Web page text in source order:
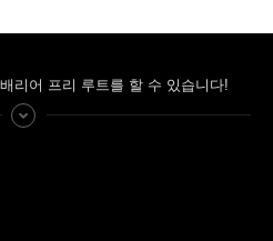
리어 프리 루트를 할 수 있습니다!